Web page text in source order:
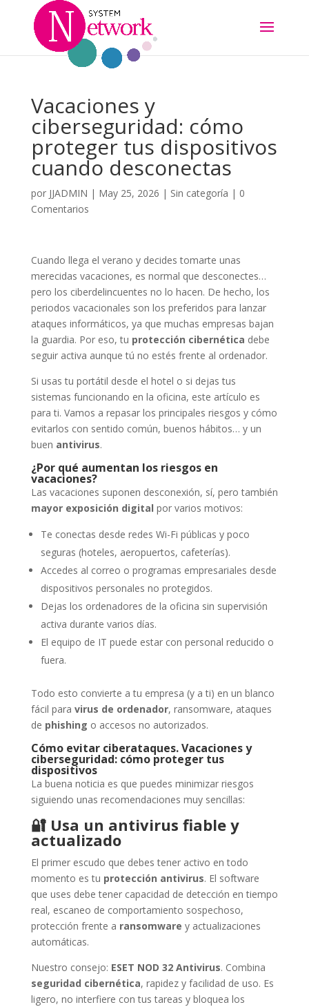
Vacaciones y
ciberseguridad: cómo
proteger tus dispositivos
cuando desconectas
por JJADMIN | May 25, 2026 | Sin categoría | 0
Comentarios
Cuando llega el verano y decides tomarte unas
merecidas vacaciones, es normal que desconectes…
pero los ciberdelincuentes no lo hacen. De hecho, los
periodos vacacionales son los preferidos para lanzar
ataques informáticos, ya que muchas empresas bajan
la guardia. Por eso, tu protección cibernética debe
seguir activa aunque tú no estés frente al ordenador.
Si usas tu portátil desde el hotel o si dejas tus
sistemas funcionando en la oficina, este artículo es
para ti. Vamos a repasar los principales riesgos y cómo
evitarlos con sentido común, buenos hábitos… y un
buen antivirus.
¿Por qué aumentan los riesgos en
vacaciones?
Las vacaciones suponen desconexión, sí, pero también
mayor exposición digital por varios motivos:
Te conectas desde redes Wi-Fi públicas y poco
seguras (hoteles, aeropuertos, cafeterías).
Accedes al correo o programas empresariales desde
dispositivos personales no protegidos.
Dejas los ordenadores de la oficina sin supervisión
activa durante varios días.
El equipo de IT puede estar con personal reducido o
fuera.
Todo esto convierte a tu empresa (y a ti) en un blanco
fácil para virus de ordenador, ransomware, ataques
de phishing o accesos no autorizados.
Cómo evitar ciberataques. Vacaciones y
ciberseguridad: cómo proteger tus
dispositivos
La buena noticia es que puedes minimizar riesgos
siguiendo unas recomendaciones muy sencillas:
🔐Usa un antivirus fiable y
actualizado
El primer escudo que debes tener activo en todo
momento es tu protección antivirus. El software
que uses debe tener capacidad de detección en tiempo
real, escaneo de comportamiento sospechoso,
protección frente a ransomware y actualizaciones
automáticas.
Nuestro consejo: ESET NOD 32 Antivirus. Combina
seguridad cibernética, rapidez y facilidad de uso. Es
ligero, no interfiere con tus tareas y bloquea los